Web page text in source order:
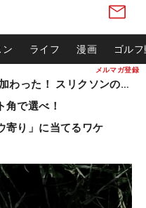
メルマガ登録
ン ライフ 漫画 ゴル
『4』が消え『R』が加わった！ スリクソンの新作
角で選べ！
寄り」に当てるワケ